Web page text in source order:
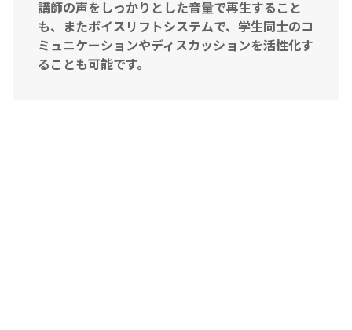
講師の声をしっかりとした音量で再生すること
も、またボイスリフトシステムで、学生同士のコ
ミュニケーションやディスカッションを活性化す
ることも可能です。